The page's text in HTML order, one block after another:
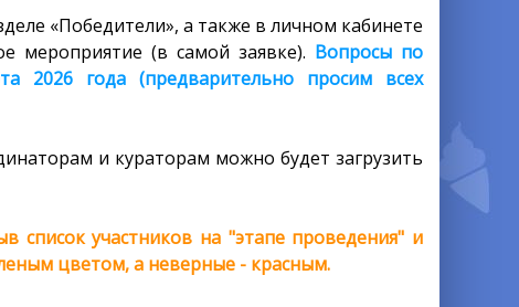
«Победители», а также в личном кабинете
мероприятие (в самой заявке). Вопросы по
2026 года (предварительно просим всех
и кураторам можно будет загрузить
список участников на "этапе проведения" и
цветом, а неверные - красным.